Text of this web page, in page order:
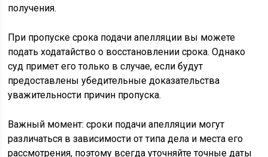
получения.
При пропуске срока подачи апелляции вы можете
подать ходатайство о восстановлении срока. Однако
суд примет его только в случае, если будут
предоставлены убедительные доказательства
уважительности причин пропуска.
Важный момент: сроки подачи апелляции могут
различаться в зависимости от типа дела и места его
рассмотрения, поэтому всегда уточняйте точные даты